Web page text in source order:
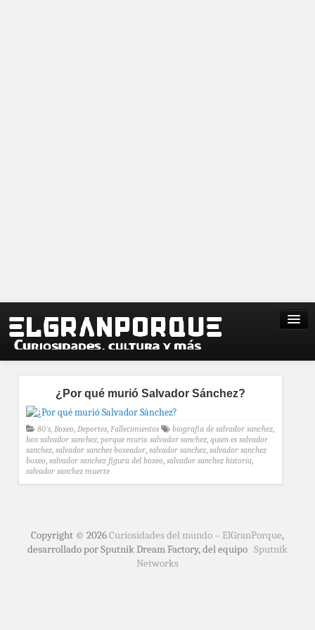
¿Por qué murió Salvador Sánchez?
80's, Boxeo, Deportes, Fallecimientos biografia de salvador sanchez,
box salvador sanchez, porque murio salvador sanchez, quien es salvador
sanchez, salvador sanches boxeador, salvador sanchez, salvador sanchez
boxeo, salvador sanchez figura del boxeo, salvador sanchez historia,
salvador sanchez muerte
Copyright © 2026Curiosidades del mundo – ElGranPorque,
desarrollado por Sputnik Dream Factory, del equipo Sputnik
Networks